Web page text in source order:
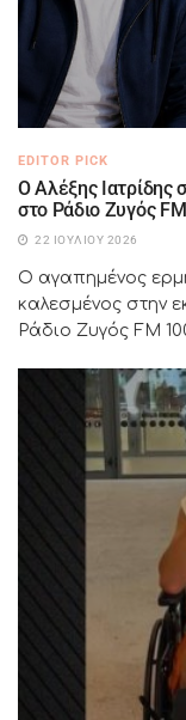
EDITOR PICK
Ο Αλέξης Ιατρίδης
στο Ράδιο Ζυγός
22 ΙΟΥΛΊΟΥ 2026
Ο αγαπημένος
καλεσμένος στην
Ράδιο Ζυγός FM